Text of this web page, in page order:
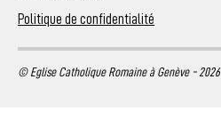
Politique de confidentialité
© Eglise Catholique Romaine à Genève - 2026